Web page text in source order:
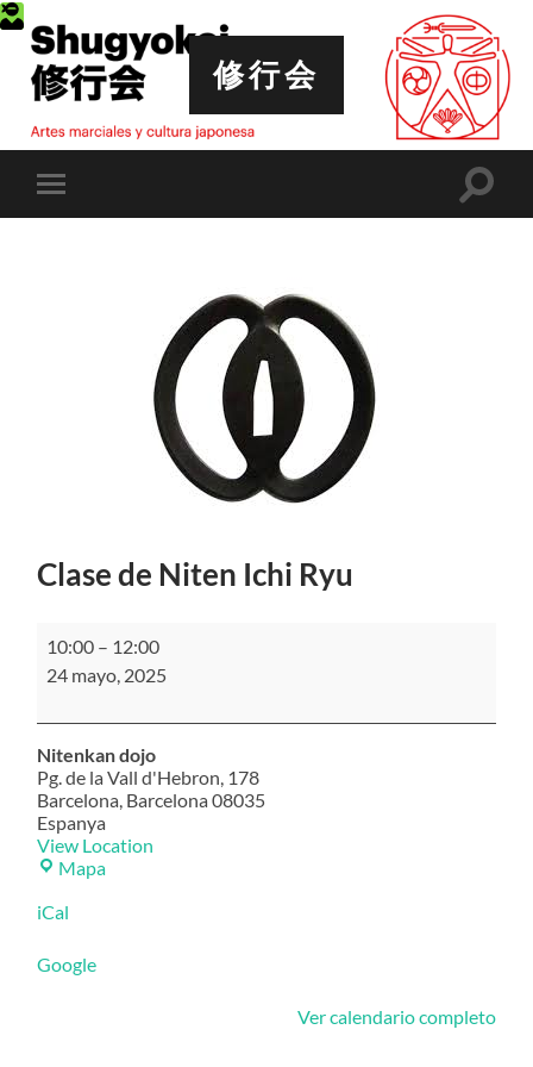
修行会
Alternar
el
Clase de Niten Ichi Ryu
de
Niten
Ryu
10:00 – 12:00
24 mayo, 2025
Nitenkan dojo
Pg. de la Vall d'Hebron, 178
Barcelona Barcelona08035
Espanya
View Location
MapaNitenkan
iCal
Google
Ver calendario completo